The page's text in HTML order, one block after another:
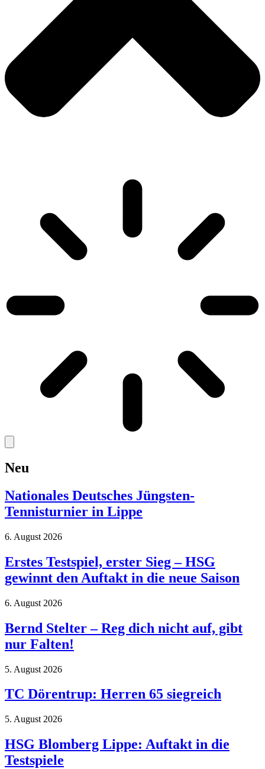
Neu
Nationales Deutsches Jüngsten-
Tennisturnier in Lippe
6. August 2026
Erstes Testspiel, erster Sieg – HSG
gewinnt den Auftakt in die neue Saison
6. August 2026
Bernd Stelter – Reg dich nicht auf, gibt
nur Falten!
5. August 2026
TC Dörentrup: Herren 65 siegreich
5. August 2026
HSG Blomberg Lippe: Auftakt in die
Testspiele